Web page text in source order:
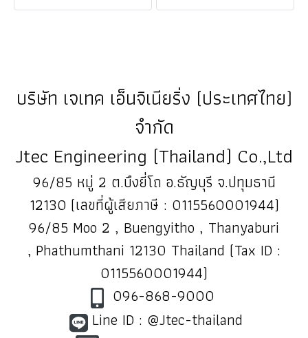
บริษัท เจเทค เอ็นจิเนียริ่ง (ประเทศไทย)
จำกัด
Jtec Engineering (Thailand) Co.,Ltd
96/85 หมู่ 2 ต.บึงยี่โถ อ.ธัญบุรี จ.ปทุมธานี
12130 (เลขที่ผู้เสียภาษี : 0115560001944)
96/85 Moo 2 , Buengyitho , Thanyaburi
, Phathumthani 12130 Thailand (Tax ID :
0115560001944)
096-868-9000
Line ID : @Jtec-thailand